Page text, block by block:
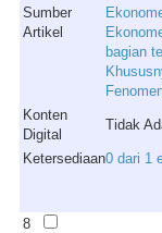
Sumber
Artikel
bagian
Konten
Digital
Tidak
Ketersediaan0 dari 1
8